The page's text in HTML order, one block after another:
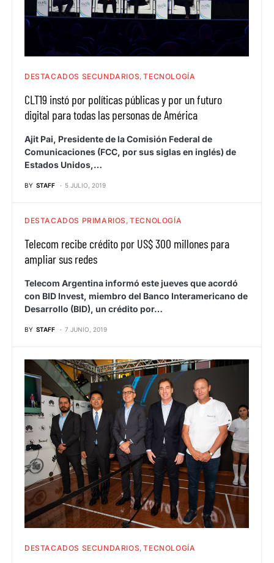
DESTACADOS SECUNDARIOS TECNOLOGÍA
CLT19 instó por políticas públicas y por un futuro
digital para todas las personas de América
Ajit Pai, Presidente de la Comisión Federal de
Comunicaciones (FCC, por sus siglas en inglés) de
Estados Unidos,…
BY STAFF 5 JULIO, 2019
DESTACADOS PRIMARIOS TECNOLOGÍA
Telecom recibe crédito por US$ 300 millones para
ampliar sus redes
Telecom Argentina informó este jueves que acordó
con BID Invest, miembro del Banco Interamericano de
Desarrollo (BID), un crédito por…
BY STAFF 7 JUNIO, 2019
DESTACADOS SECUNDARIOS TECNOLOGÍA